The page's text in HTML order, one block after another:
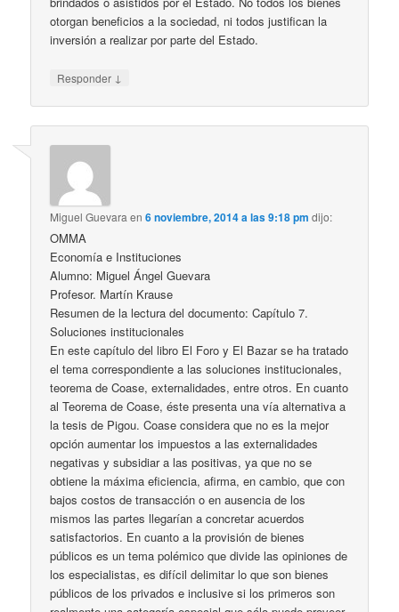
otorgan beneficios a la sociedad, ni todos justifican la
inversión a realizar por parte del Estado.
Responder ↓
Miguel Guevara en6 noviembre, 2014 a las 9:18 pm dijo:
OMMA
Economía e Instituciones
Alumno: Miguel Ángel Guevara
Profesor. Martín Krause
Resumen de la lectura del documento: Capítulo 7.
Soluciones institucionales
En este capítulo del libro El Foro y El Bazar se ha tratado
el tema correspondiente a las soluciones institucionales,
teorema de Coase, externalidades, entre otros. En cuanto
al Teorema de Coase, éste presenta una vía alternativa a
la tesis de Pigou. Coase considera que no es la mejor
opción aumentar los impuestos a las externalidades
negativas y subsidiar a las positivas, ya que no se
obtiene la máxima eficiencia, afirma, en cambio, que con
bajos costos de transacción o en ausencia de los
mismos las partes llegarían a concretar acuerdos
satisfactorios. En cuanto a la provisión de bienes
públicos es un tema polémico que divide las opiniones de
los especialistas, es difícil delimitar lo que son bienes
públicos de los privados e inclusive si los primeros son